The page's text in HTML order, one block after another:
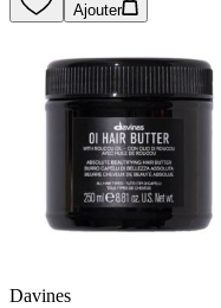
Ajouter
Davines